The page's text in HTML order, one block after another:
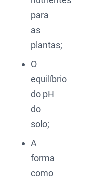
para
as
plantas;
O
equilíbrio
do pH
do
solo;
A
forma
como